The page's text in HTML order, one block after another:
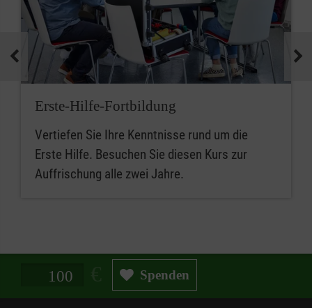
Erste-Hilfe-Fortbildung
Vertiefen Sie Ihre Kenntnisse rund um die
Erste Hilfe. Besuchen Sie diesen Kurs zur
Auffrischung alle zwei Jahre.
Spendenbetrag in Euro Spenden